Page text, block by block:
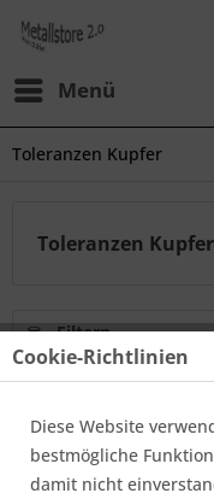
Menü
Toleranzen Kupfer
Toleranzen Kupfer
Filtern
Toleranzen
Von: Max Langer
Cookie-Richtlinien
Diese Website
bestmögliche
damit nicht